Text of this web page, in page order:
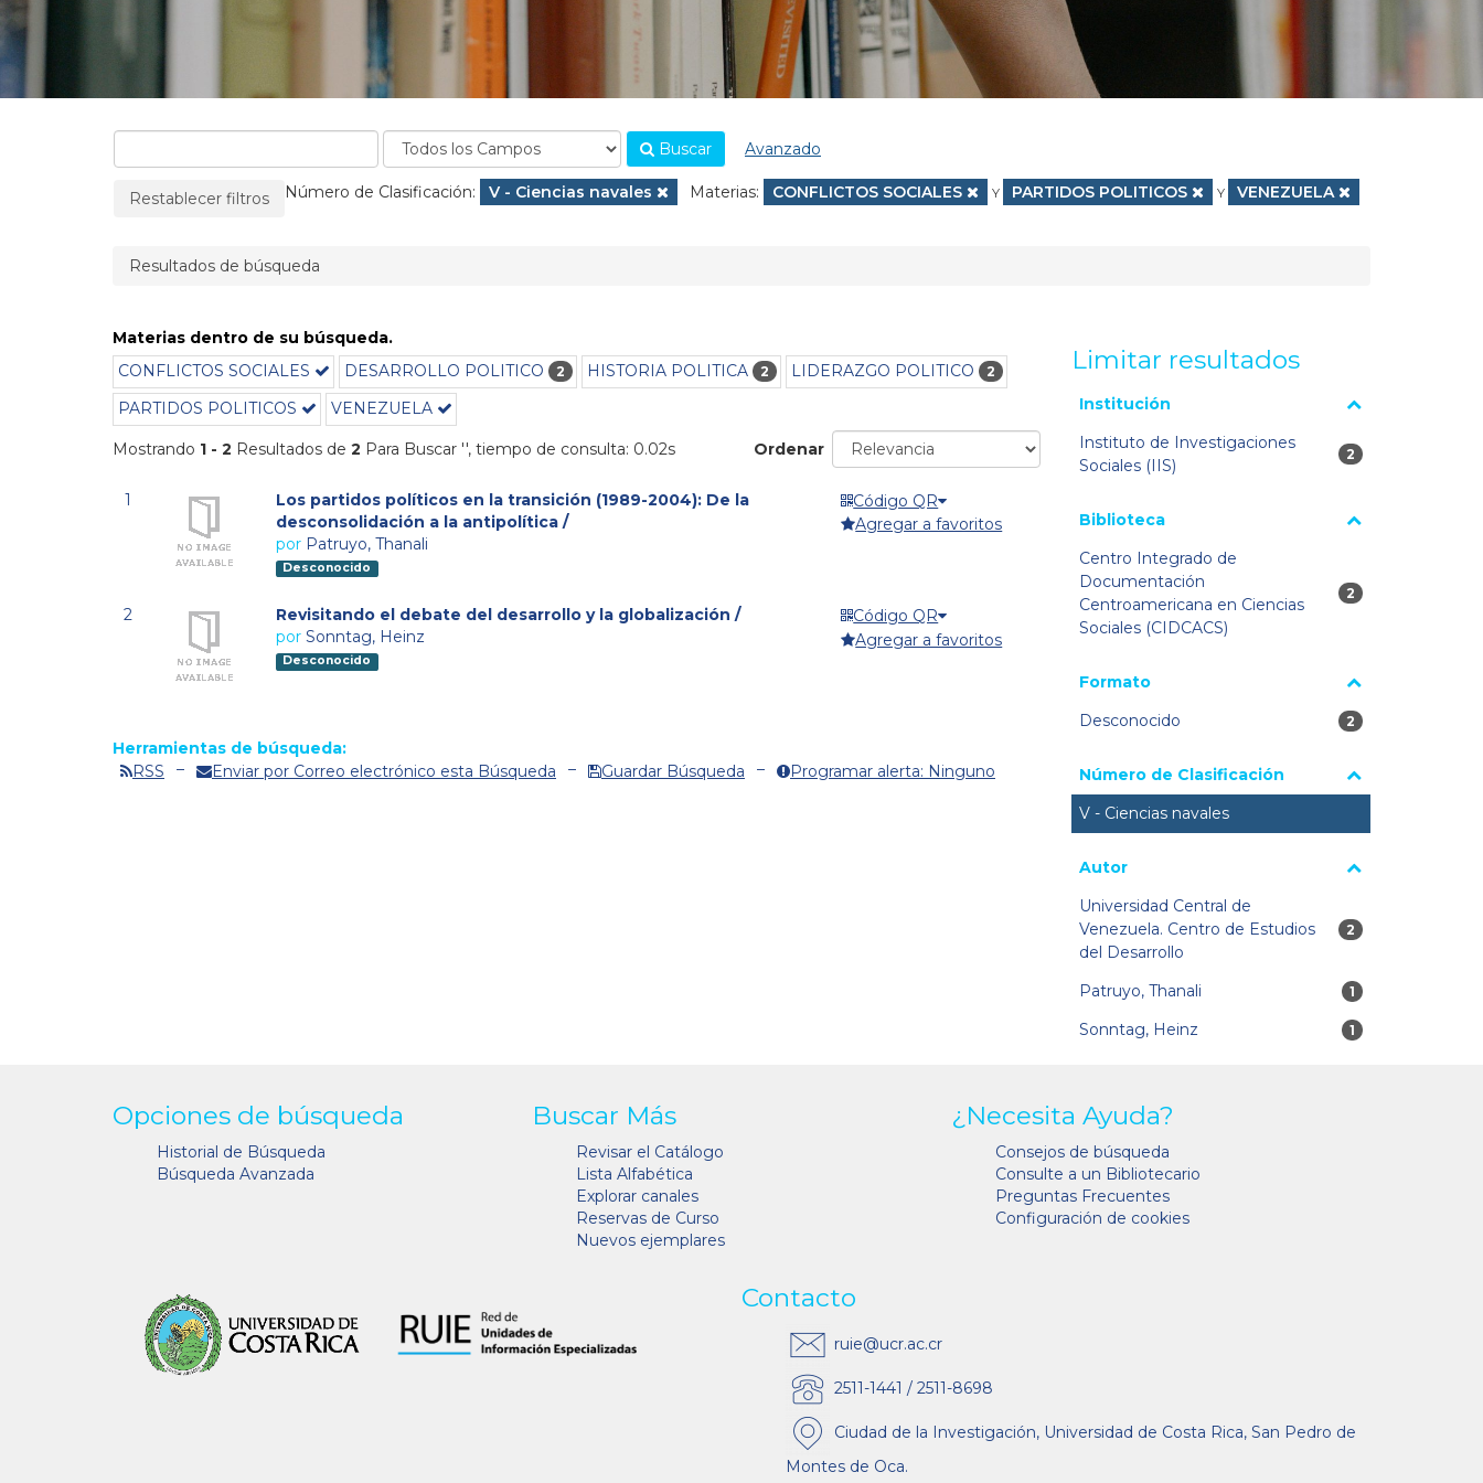
Buscar
Avanzado
La página se recargará cuando se elimine un filtro.
Restablecer filtros Filtros aplicados:
Número de Clasificación: Eliminar filtro
V - Ciencias navales Materias: Eliminar filtro
CONFLICTOS SOCIALES Y Eliminar filtro
PARTIDOS POLITICOS Y Eliminar filtro
VENEZUELA
Resultados de búsqueda
Materias dentro de su búsqueda.
CONFLICTOS SOCIALES
DESARROLLO POLITICO 2 HISTORIA POLITICA 2 LIDERAZGO POLITICO 2
PARTIDOS POLITICOS VENEZUELA
Mostrando 1 - 2 Resultados de 2 Para Buscar '', tiempo de consulta: 0.02s Ordenar
1
Los partidos políticos en la transición (1989-2004): De la
desconsolidación a la antipolítica /
por Patruyo, Thanali
Desconocido
Código QR
Agregar a favoritos
2
Revisitando el debate del desarrollo y la globalización /
por Sonntag, Heinz
Desconocido
Código QR
Agregar a favoritos
Herramientas de búsqueda:
RSS
Enviar por Correo electrónico esta Búsqueda Guardar Búsqueda Programar alerta: Ninguno
Limitar resultados
La página se volverá a cargar cuando se seleccione o
Institución
Instituto de Investigaciones
Sociales (IIS)
2 resultados
2
Biblioteca
Centro Integrado de
Documentación
Centroamericana en Ciencias
Sociales (CIDCACS)
2 resultados
2
Formato
Desconocido
2 resultados
2
Número de Clasificación
V - Ciencias navales
Autor
Universidad Central de
Venezuela. Centro de Estudios
del Desarrollo
2 resultados
2
Patruyo, Thanali 1 resultados
1
Sonntag, Heinz 1 resultados
1
Opciones de búsqueda
Historial de Búsqueda
Búsqueda Avanzada
Buscar Más
Revisar el Catálogo
Lista Alfabética
Explorar canales
Reservas de Curso
Nuevos ejemplares
¿Necesita Ayuda?
Consejos de búsqueda
Consulte a un Bibliotecario
Preguntas Frecuentes
Configuración de cookies
Contacto
ruie@ucr.ac.cr
2511-1441 / 2511-8698
Ciudad de la Investigación, Universidad de Costa Rica, San Pedro de
Montes de Oca.